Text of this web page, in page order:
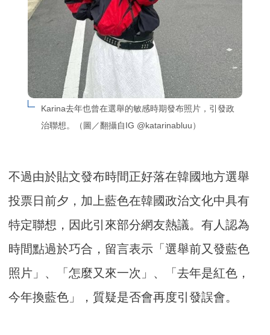
Karina去年也曾在選舉的敏感時期發布照片，引發政
治聯想。（圖／翻攝自IG @katarinabluu）
不過由於貼文發布時間正好落在韓國地方選舉
投票日前夕，加上藍色在韓國政治文化中具有
特定聯想，因此引來部分網友熱議。有人認為
時間點過於巧合，留言表示「選舉前又發藍色
照片」、「怎麼又來一次」、「去年是紅色，
今年換藍色」，質疑是否會再度引發誤會。